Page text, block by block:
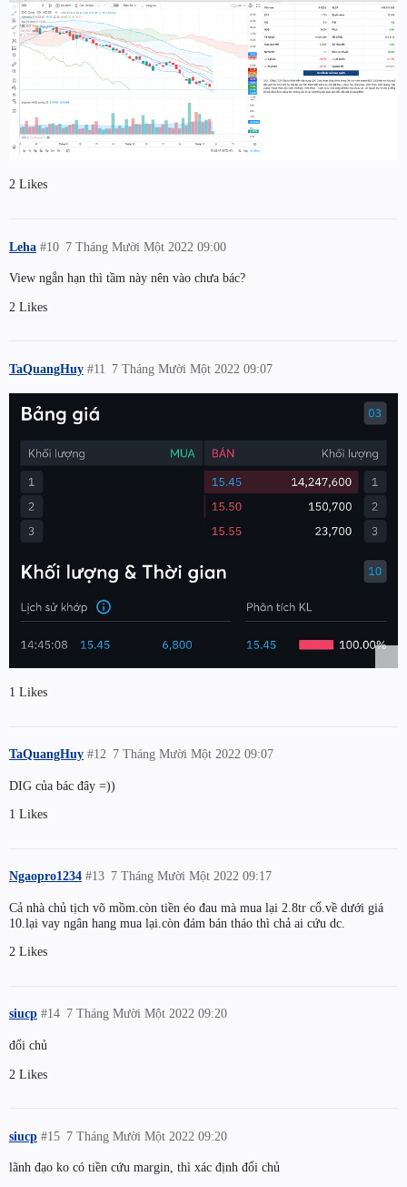
2 Likes
Leha 7 Tháng Mười Một 2022 09:00
#10
View ngắn hạn thì tầm này nên vào chưa bác?
2 Likes
TaQuangHuy 7 Tháng Mười Một 2022 09:07
#11
1 Likes
TaQuangHuy 7 Tháng Mười Một 2022 09:07
#12
DIG của bác đây =))
1 Likes
Ngaopro1234 7 Tháng Mười Một 2022 09:17
#13
Cả nhà chủ tịch võ mồm.còn tiền éo đau mà mua lại 2.8tr cổ.về dưới giá
10.lại vay ngân hang mua lại.còn đám bán tháo thì chả ai cứu dc.
2 Likes
siucp 7 Tháng Mười Một 2022 09:20
#14
đổi chủ
2 Likes
siucp 7 Tháng Mười Một 2022 09:20
#15
lãnh đạo ko có tiền cứu margin, thì xác định đổi chủ